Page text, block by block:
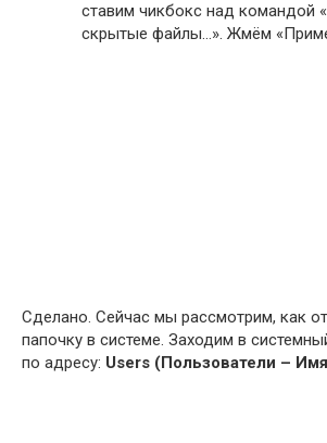
ставим чикбокс над командой
скрытые файлы…». Жмём
Сделано. Сейчас мы рассмотрим, как
папочку в системе. Заходим в
по адресу: Users (Пользователи –